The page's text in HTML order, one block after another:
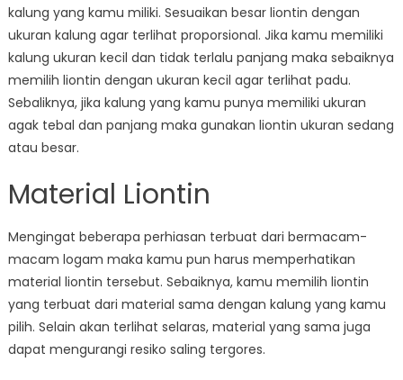
kalung yang kamu miliki. Sesuaikan besar liontin dengan
ukuran kalung agar terlihat proporsional. Jika kamu memiliki
kalung ukuran kecil dan tidak terlalu panjang maka sebaiknya
memilih liontin dengan ukuran kecil agar terlihat padu.
Sebaliknya, jika kalung yang kamu punya memiliki ukuran
agak tebal dan panjang maka gunakan liontin ukuran sedang
atau besar.
Material Liontin
Mengingat beberapa perhiasan terbuat dari bermacam-
macam logam maka kamu pun harus memperhatikan
material liontin tersebut. Sebaiknya, kamu memilih liontin
yang terbuat dari material sama dengan kalung yang kamu
pilih. Selain akan terlihat selaras, material yang sama juga
dapat mengurangi resiko saling tergores.